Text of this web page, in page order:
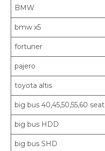
BMW
bmw x5
fortuner
pajero
toyota altis
big bus 40,45,50,55,60 seat
big bus HDD
big bus SHD